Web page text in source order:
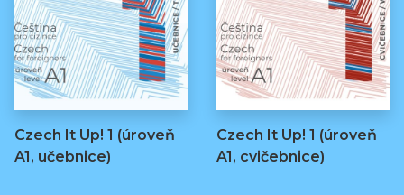
Czech It Up! 1 (úroveň
A1, učebnice)
Czech It Up! 1 (úroveň
A1, cvičebnice)